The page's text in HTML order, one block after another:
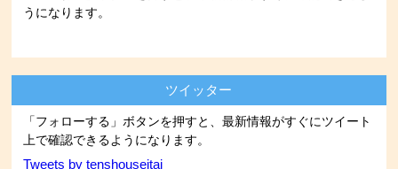
うになります。
ツイッター
「フォローする」ボタンを押すと、最新情報がすぐにツイート
上で確認できるようになります。
Tweets by tenshouseitai